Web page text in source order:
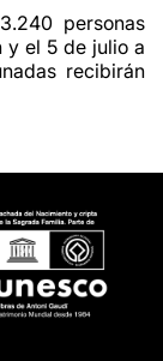
personas
y el 5 de julio a
recibirán